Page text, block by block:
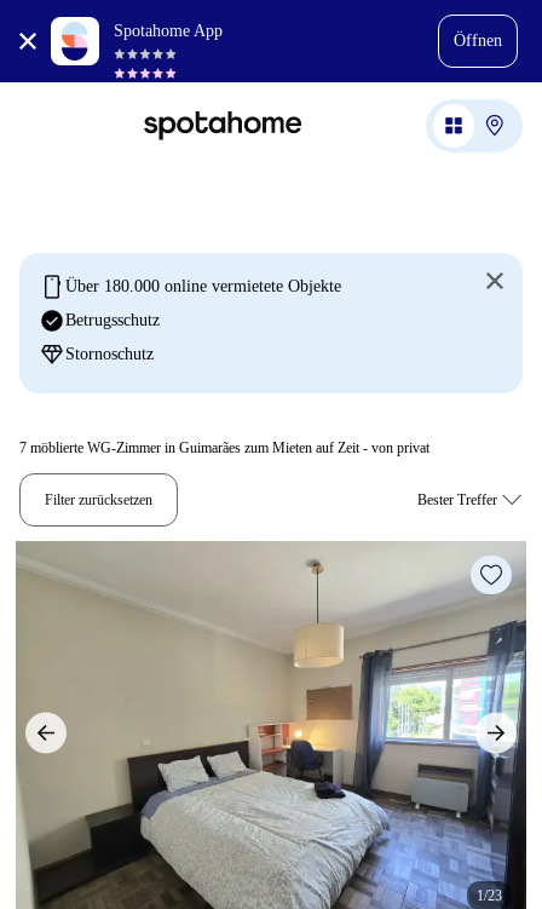
Spotahome App
Öffnen
mobile Über 180.000 online vermietete Objekte
check_circleBetrugsschutz
diamond Stornoschutz
7 möblierte WG-Zimmer in Guimarães zum Mieten auf Zeit - von privat
Filter zurücksetzen
1/23